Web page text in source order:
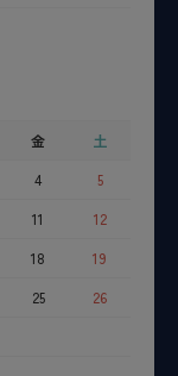
金
土
4
5
11
12
18
19
25
26